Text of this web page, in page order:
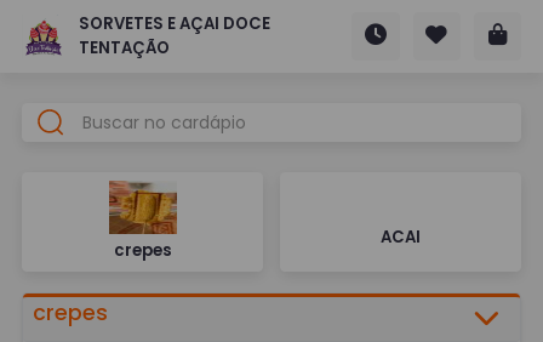
SORVETES E AÇAI DOCE
TENTAÇÃO
crepes
ACAI
crepes